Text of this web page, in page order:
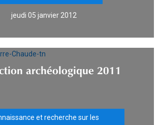
jeudi 05 janvier 2012
archéologique 2011
et recherche sur les